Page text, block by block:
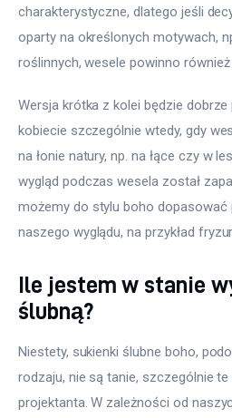
charakterystyczne, dlatego jeśli
oparty na określonych motywach,
roślinnych, wesele powinno
Wersja krótka z kolei będzie
kobiecie szczególnie wtedy, gdy
na łonie natury, np. na łące czy w
wygląd podczas wesela został
możemy do stylu boho dopasować
naszego wyglądu, na przykład
Ile jestem w stanie
ślubną?
Niestety, sukienki ślubne boho,
rodzaju, nie są tanie, szczególnie
projektanta. W zależności od